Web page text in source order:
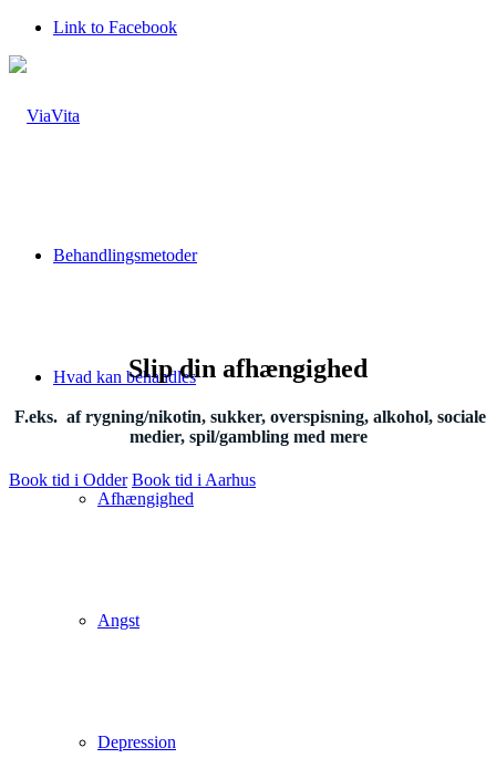
Link to Facebook
Behandlingsmetoder
Hvad kan behandles
Afhængighed
Angst
Depression
Slip din afhængighed
F.eks. af rygning/nikotin, sukker, overspisning, alkohol, sociale
medier, spil/gambling med mere
Book tid i Odder Book tid i Aarhus